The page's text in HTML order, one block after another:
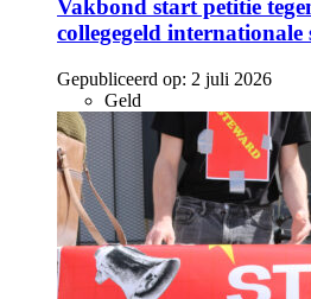
Vakbond start petitie
collegegeld internationale
Gepubliceerd op: 2 juli 2026
Geld